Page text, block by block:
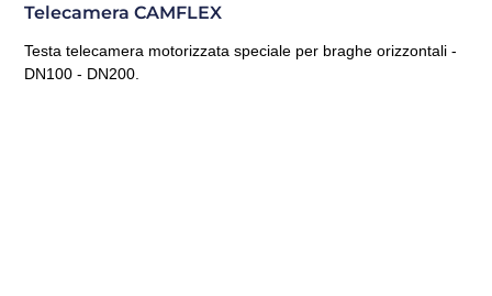
Telecamera CAMFLEX
Testa telecamera motorizzata speciale per braghe orizzontali -
DN100 - DN200.